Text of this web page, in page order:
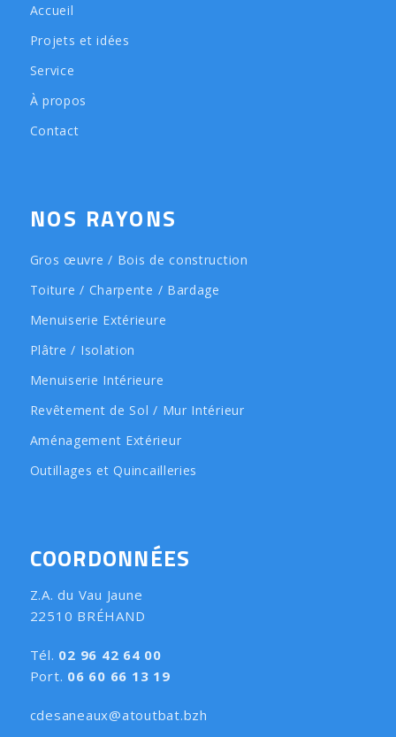
Accueil
Projets et idées
Service
À propos
Contact
NOS RAYONS
Gros œuvre / Bois de construction
Toiture / Charpente / Bardage
Menuiserie Extérieure
Plâtre / Isolation
Menuiserie Intérieure
Revêtement de Sol / Mur Intérieur
Aménagement Extérieur
Outillages et Quincailleries
COORDONNÉES
Z.A. du Vau Jaune
22510 BRÉHAND
Tél. 02 96 42 64 00
Port. 06 60 66 13 19
cdesaneaux@atoutbat.bzh